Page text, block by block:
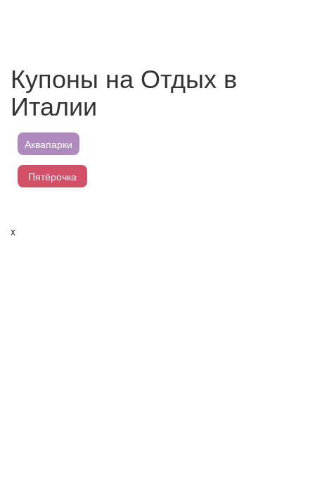
Купоны на Отдых в
Италии
Аквапарки
Пятёрочка
x